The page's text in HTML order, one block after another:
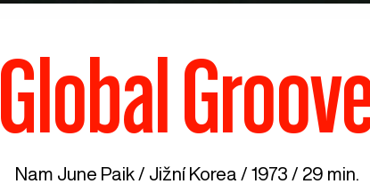
Global
Nam June Paik / Jižní Korea / 1973 / 29 min.